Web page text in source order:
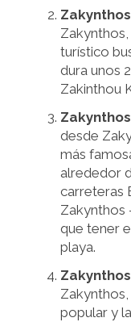
turístico
dura unos
Zakinthou
desde
más
alrededor
carreteras
Zakynthos
que tener
playa.
popular y